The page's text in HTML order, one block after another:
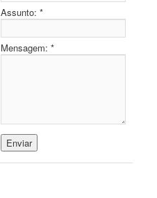
Assunto:*
Mensagem:*